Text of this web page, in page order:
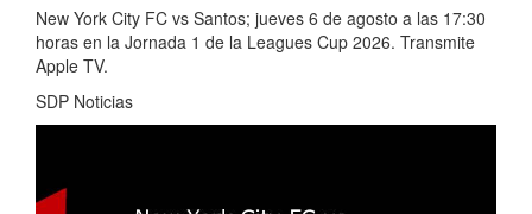
New York City FC vs Santos; jueves 6 de agosto a las 17:30
horas en la Jornada 1 de la Leagues Cup 2026. Transmite
Apple TV.
SDP Noticias